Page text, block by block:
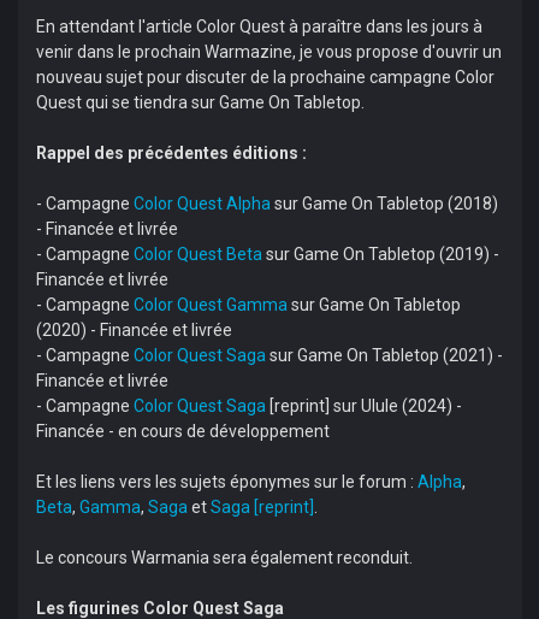
En attendant l'article Color Quest à paraître dans les jours à
venir dans le prochain Warmazine, je vous propose d'ouvrir un
nouveau sujet pour discuter de la prochaine campagne Color
Quest qui se tiendra sur Game On Tabletop.
Rappel des précédentes éditions :
- Campagne Color Quest Alpha sur Game On Tabletop (2018)
- Financée et livrée
- Campagne Color Quest Beta sur Game On Tabletop (2019) -
Financée et livrée
- Campagne Color Quest Gamma sur Game On Tabletop
(2020) - Financée et livrée
- Campagne Color Quest Saga sur Game On Tabletop (2021) -
Financée et livrée
- Campagne Color Quest Saga [reprint] sur Ulule (2024) -
Financée - en cours de développement
Et les liens vers les sujets éponymes sur le forum : Alpha,
Beta, Gamma, Saga etSaga [reprint]
Le concours Warmania sera également reconduit.
Les figurines Color Quest Saga